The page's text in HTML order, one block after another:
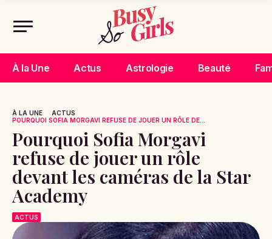
À la Une Actus Astrologie Beauté
À LA UNE
ACTUS
POURQUOI SOFIA MORGAVI REFUSE DE JOUER UN RÔLE DE...
Pourquoi Sofia Morgavi
refuse de jouer un rôle
devant les caméras de la Star
Academy
ACTUS